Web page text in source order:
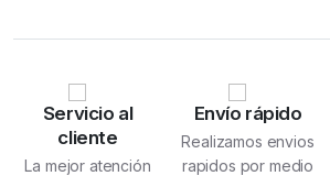
Servicio al
cliente
La mejor atención
Envío rápido
Realizamos envios
rapidos por medio